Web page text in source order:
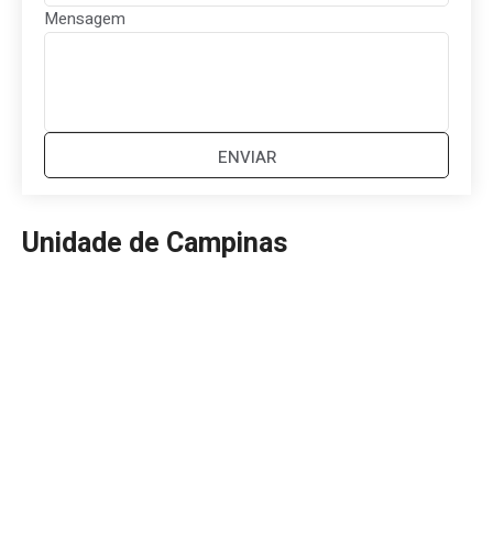
Mensagem
Unidade de Campinas